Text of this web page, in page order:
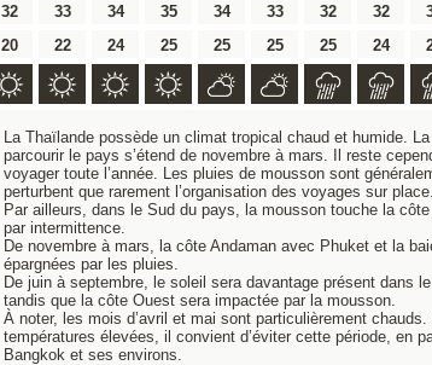
32 33 34 35 34 33 32 32
20 22 24 25 25 25 25 24
La Thaïlande possède un climat tropical chaud et humide.
parcourir le pays s’étend de novembre à mars. Il reste
voyager toute l’année. Les pluies de mousson sont
perturbent que rarement l’organisation des voyages sur place.
Par ailleurs, dans le Sud du pays, la mousson touche la
par intermittence.
De novembre à mars, la côte Andaman avec Phuket et la
épargnées par les pluies.
De juin à septembre, le soleil sera davantage présent dans
tandis que la côte Ouest sera impactée par la mousson.
À noter, les mois d’avril et mai sont particulièrement
températures élevées, il convient d’éviter cette période, en
Bangkok et ses environs.